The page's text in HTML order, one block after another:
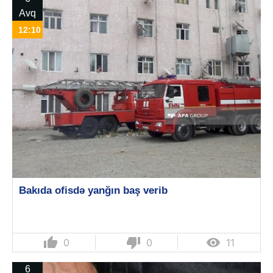
Avq
12:10
Bakıda ofisdə yanğın baş verib
thumb_up 0 thumb_down 0  11
6